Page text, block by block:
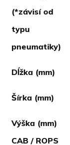
(*závisí od
typu
pneumatiky)
Dĺžka (mm)
Šírka (mm)
Výška (mm)
CAB / ROPS